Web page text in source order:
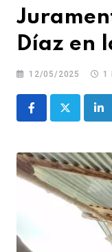
Díaz en
12/05/2025 1